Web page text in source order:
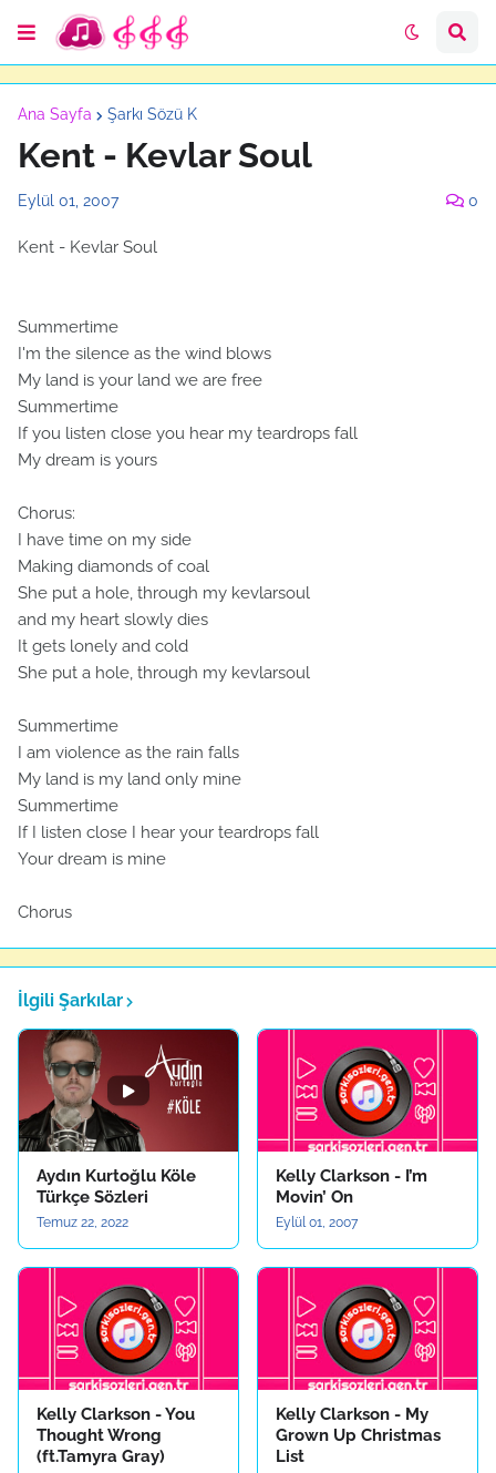
Ana Sayfa Şarkı Sözü K
Kent - Kevlar Soul
Eylül 01, 2007 0
Kent - Kevlar Soul
Summertime
I'm the silence as the wind blows
My land is your land we are free
Summertime
If you listen close you hear my teardrops fall
My dream is yours
Chorus:
I have time on my side
Making diamonds of coal
She put a hole, through my kevlarsoul
and my heart slowly dies
It gets lonely and cold
She put a hole, through my kevlarsoul
Summertime
I am violence as the rain falls
My land is my land only mine
Summertime
If I listen close I hear your teardrops fall
Your dream is mine
Chorus
İlgili Şarkılar
Aydın Kurtoğlu Köle
Türkçe Sözleri
Temuz 22, 2022
Kelly Clarkson - I’m
Movin’ On
Eylül 01, 2007
Kelly Clarkson - You
Thought Wrong
(ft.Tamyra Gray)
Kelly Clarkson - My
Grown Up Christmas
List